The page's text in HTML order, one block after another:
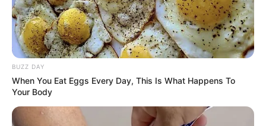
BUZZ DAY
When You Eat Eggs Every Day, This Is What Happens To
Your Body